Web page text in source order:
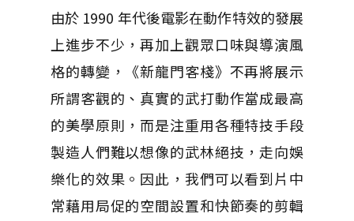
由於 1990 年代後電影在動作特效的發展
上進步不少，再加上觀眾口味與導演風
格的轉變，《新龍門客棧》不再將展示
所謂客觀的、真實的武打動作當成最高
的美學原則，而是注重用各種特技手段
製造人們難以想像的武林絕技，走向娛
樂化的效果。因此，我們可以看到片中
常藉用局促的空間設置和快節奏的剪輯